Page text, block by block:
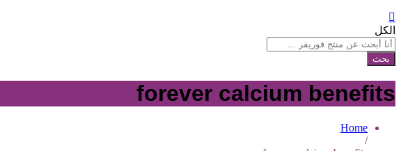
الكل
بحث
forever calcium benefits
Home
/